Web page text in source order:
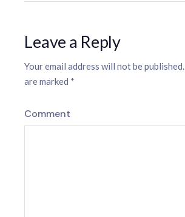
Leave a Reply
Your email address will not be published.
are marked *
Comment